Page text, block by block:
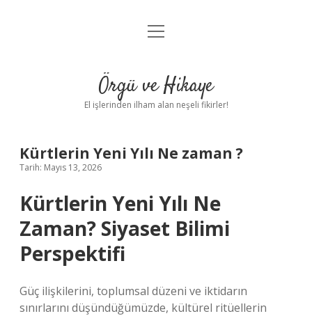
Anasayfa
Yasal Uyarı
menüyü
Örgü ve Hikaye
El işlerinden ilham alan neşeli fikirler!
Kürtlerin Yeni Yılı Ne zaman ?
Tarih: Mayıs 13, 2026
Kürtlerin Yeni Yılı Ne
Zaman? Siyaset Bilimi
Perspektifi
Güç ilişkilerini, toplumsal düzeni ve iktidarın
sınırlarını düşündüğümüzde, kültürel ritüellerin